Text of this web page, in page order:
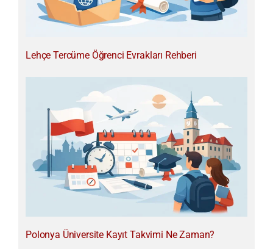
Lehçe Tercüme Öğrenci Evrakları Rehberi
Polonya Üniversite Kayıt Takvimi Ne Zaman?